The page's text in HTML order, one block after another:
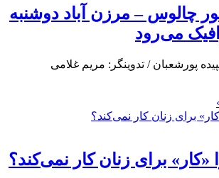
چالوس – مرزن آباد دوشنبه
می‌رود
پورشعبان / تدوینگر: مریم غلامی
«کار» برای زنان کار نمی‌کند؟